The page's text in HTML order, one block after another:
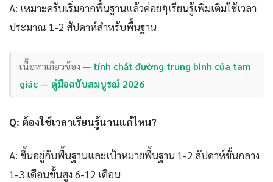
A: เหมาะครับเริ่มจากพื้นฐานแล้วค่อยๆเรียนรู้เพิ่มเติมใช้เวลา
ประมาณ 1-2 สัปดาห์สำหรับพื้นฐาน
เนื้อหาเกี่ยวข้อง — tính chất đường trung bình của tam
giác — คู่มือฉบับสมบูรณ์ 2026
Q: ต้องใช้เวลาเรียนรู้นานแค่ไหน?
A: ขึ้นอยู่กับพื้นฐานและเป้าหมายพื้นฐาน 1-2 สัปดาห์ขั้นกลาง
1-3 เดือนขั้นสูง 6-12 เดือน